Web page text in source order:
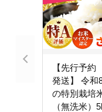
【先行予
発送】 令和
の特別栽培
（無洗米）